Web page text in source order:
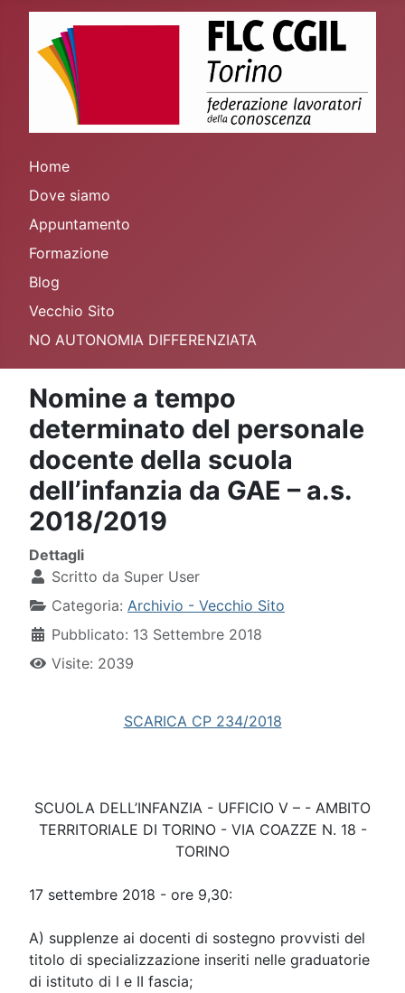
Home
Dove siamo
Appuntamento
Formazione
Blog
Vecchio Sito
NO AUTONOMIA DIFFERENZIATA
Nomine a tempo
determinato del personale
docente della scuola
dell’infanzia da GAE – a.s.
2018/2019
Dettagli
Scritto da Super User
Categoria: Archivio - Vecchio Sito
Pubblicato: 13 Settembre 2018
Visite: 2039
SCARICA CP 234/2018
SCUOLA DELL’INFANZIA - UFFICIO V – - AMBITO
TERRITORIALE DI TORINO - VIA COAZZE N. 18 -
TORINO
17 settembre 2018 - ore 9,30:
A) supplenze ai docenti di sostegno provvisti del
titolo di specializzazione inseriti nelle graduatorie
di istituto di I e II fascia;